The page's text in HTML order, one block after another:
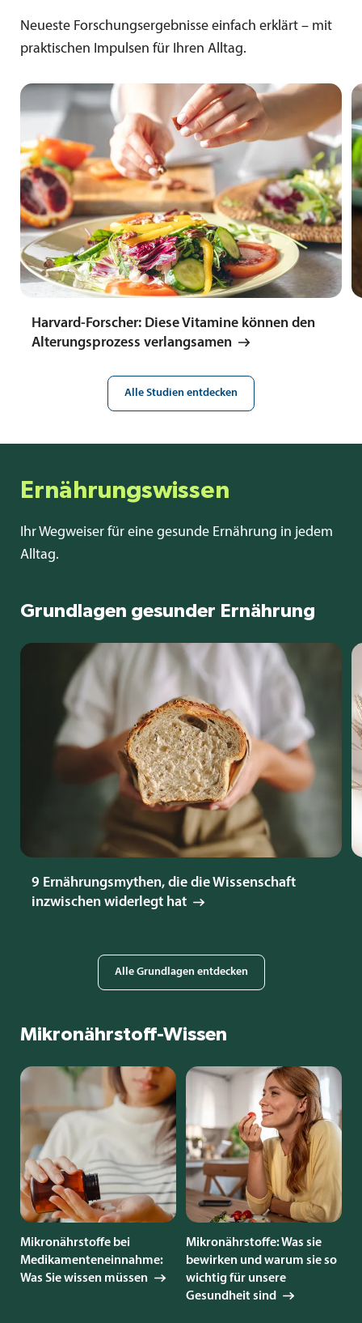
Neueste Forschungsergebnisse einfach erklärt – mit
praktischen Impulsen für Ihren Alltag.
Harvard-Forscher: Diese Vitamine können den
Alterungsprozess verlangsamen
Alle Studien entdecken
Ernährungswissen
Ihr Wegweiser für eine gesunde Ernährung in jedem
Alltag.
Grundlagen gesunder Ernährung
9 Ernährungsmythen, die die Wissenschaft
inzwischen widerlegt hat
Alle Grundlagen entdecken
Mikronährstoff-Wissen
Mikronährstoffe bei
Medikamenteneinnahme:
Was Sie wissen müssen
Mikronährstoffe: Was sie
bewirken und warum sie so
wichtig für unsere
Gesundheit sind